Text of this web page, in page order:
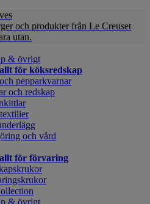
och produkter från Le Creuset
utan.
& övrigt
för köksredskap
pepparkvarnar
och redskap
och vård
för förvaring
& övrigt